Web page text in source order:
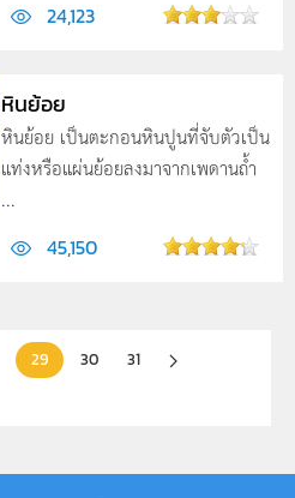
24,123
หินย้อย
หินย้อย เป็นตะกอนหินปูนที่จับตัวเป็น
แท่งหรือแผ่นย้อยลงมาจากเพดานถ้ำ
...
45,150
29 30
31